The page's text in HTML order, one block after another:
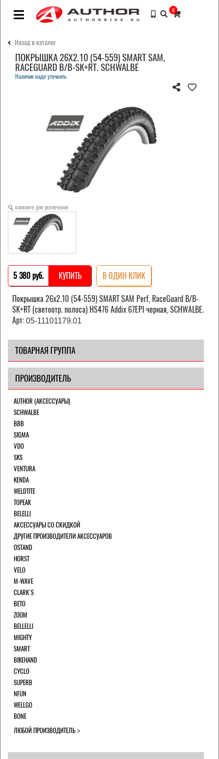
0
Назад в каталог
ПОКРЫШКА 26X2.10 (54-559) SMART SAM,
RACEGUARD B/B-SK+RT. SCHWALBE
Наличие надо уточнить
кликните для увеличения
5 380 pуб. КУПИТЬ В ОДИН КЛИК
Покрышка 26x2.10 (54-559) SMART SAM Perf, RaceGuard B/B-
SK+RT (светоотр. полоса) HS476 Addix 67EPI черная, SCHWALBE.
Арт: 05-11101179.01
ТОВАРНАЯ ГРУППА
ПРОИЗВОДИТЕЛЬ
AUTHOR (АКСЕССУАРЫ)
SCHWALBE
BBB
SIGMA
VDO
SKS
VENTURA
KENDA
WELDTITE
TOPEAK
BELELLI
АКСЕССУАРЫ СО СКИДКОЙ
ДРУГИЕ ПРОИЗВОДИТЕЛИ АКСЕССУАРОВ
OSTAND
HORST
VELO
M-WAVE
CLARK`S
BETO
ZOOM
BELLELLI
MIGHTY
SMART
BIKEHAND
CYCLO
SUPERB
NFUN
WELLGO
BONE
ЛЮБОЙ ПРОИЗВОДИТЕЛЬ